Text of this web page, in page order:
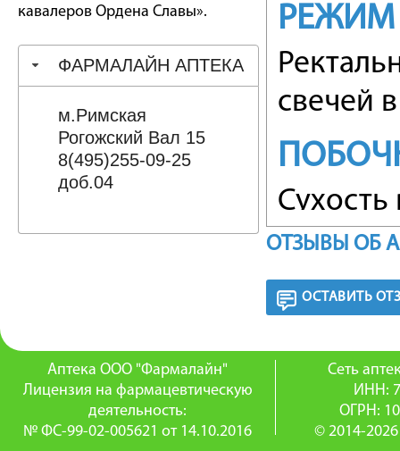
кавалеров Ордена Славы».
ФАРМАЛАЙН АПТЕКА
м.Римская
Рогожский Вал 15
8(495)255-09-25
доб.04
РЕЖИМ
свечей
парез
железы.
ОТЗЫВЫ ОБ
ОСТАВИТЬ
Аптека ООО "Фармалайн"
Лицензия на фармацевтическую
деятельность:
№ ФС-99-02-005621 от 14.10.2016
Сеть
ИНН:
ОГРН:
© 2014-